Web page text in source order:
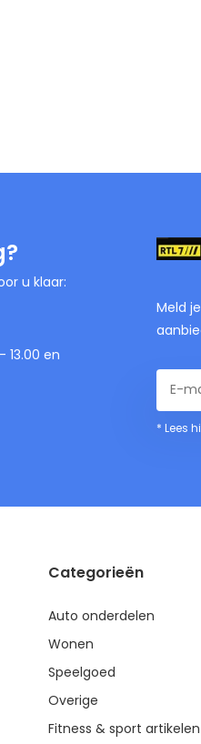
u klaar:
13.00 en
Meld
* Lees
Categorieën
Auto onderdelen
Wonen
Speelgoed
Overige
Fitness & sport artikelen